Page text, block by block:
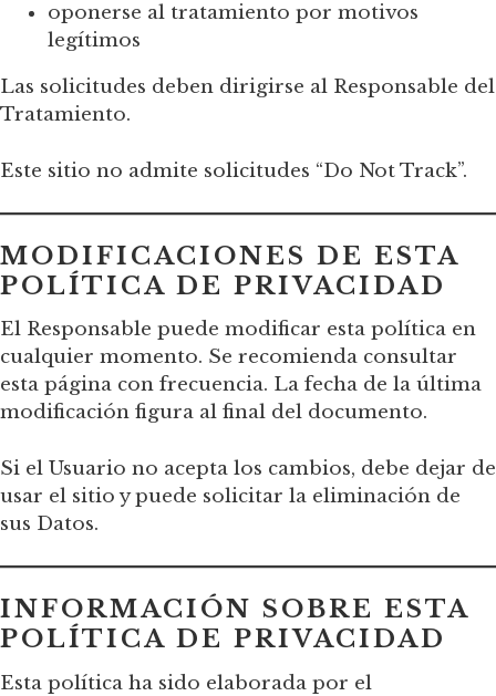
oponerse al tratamiento por motivos
legítimos
Las solicitudes deben dirigirse al Responsable del
Tratamiento.
Este sitio no admite solicitudes “Do Not Track”.
MODIFICACIONES DE ESTA
POLÍTICA DE PRIVACIDAD
El Responsable puede modificar esta política en
cualquier momento. Se recomienda consultar
esta página con frecuencia. La fecha de la última
modificación figura al final del documento.
Si el Usuario no acepta los cambios, debe dejar de
usar el sitio y puede solicitar la eliminación de
sus Datos.
INFORMACIÓN SOBRE ESTA
POLÍTICA DE PRIVACIDAD
Esta política ha sido elaborada por el